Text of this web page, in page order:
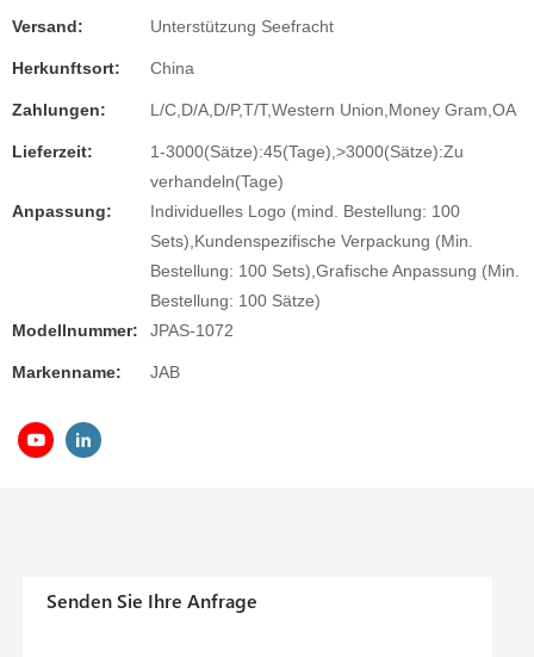
Versand: Unterstützung Seefracht
Herkunftsort: China
Zahlungen: L/C,D/A,D/P,T/T,Western Union,Money Gram,OA
Lieferzeit:
1-3000(Sätze):45(Tage),>3000(Sätze):Zu
verhandeln(Tage)
Anpassung:
Individuelles Logo (mind. Bestellung: 100
Sets),Kundenspezifische Verpackung (Min.
Bestellung: 100 Sets),Grafische Anpassung (Min.
Bestellung: 100 Sätze)
Modellnummer:
JPAS-1072
Markenname: JAB
Senden Sie Ihre Anfrage